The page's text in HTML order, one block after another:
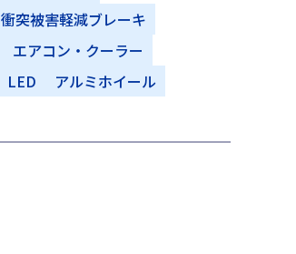
衝突被害軽減ブレーキ
エアコン・クーラー
LED
アルミホイール